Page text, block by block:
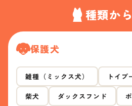
種類か
保護犬
雑種（ミックス犬） トイプ
柴犬 ダックスフンド